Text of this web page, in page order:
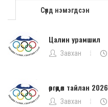
Сүүлд нэмэгдсэн
Цалин урамшил
Завхан
өргөдөл тайлан 2026
Завхан